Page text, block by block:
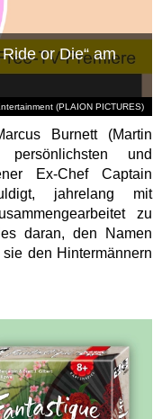
(PLAION PICTURES)
or Die“ am
Burnett (Martin
und
Ex-Chef Captain
jahrelang mit
zu
daran, den Namen
den Hintermännern